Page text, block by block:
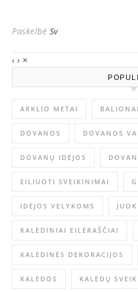
Paskelbė Sv
‹ › ×
ARKLIO METAI BALIONAI
DOVANOS DOVANOS
DOVANŲ IDĖJOS
EILIUOTI SVEIKINIMAI
IDĖJOS VELYKOMS
KALĖDINIAI EILĖRAŠČIAI
KALĖDINĖS DEKORACIJOS
KALĖDOS KALĖDŲ